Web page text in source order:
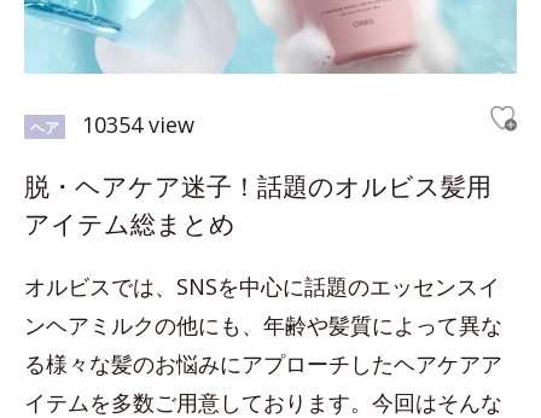
ヘア 10354 view
脱・ヘアケア迷子！話題のオルビス髪用
アイテム総まとめ
オルビスでは、SNSを中心に話題のエッセンスイ
ンヘアミルクの他にも、年齢や髪質によって異な
る様々な髪のお悩みにアプローチしたヘアケアア
イテムを多数ご用意しております。今回はそんな